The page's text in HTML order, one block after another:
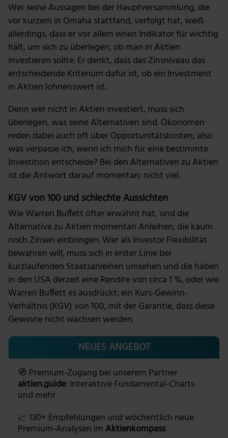
Wer seine Aussagen bei der Hauptversammlung, die
vor kurzem in Omaha stattfand, verfolgt hat, weiß
allerdings, dass er vor allem einen Indikator für wichtig
hält, um sich zu überlegen, ob man in Aktien
investieren sollte. Er denkt, dass das Zinsniveau das
entscheidende Kriterium dafür ist, ob ein Investment
in Aktien lohnenswert ist.
Denn wer nicht in Aktien investiert, muss sich
überlegen, was seine Alternativen sind. Ökonomen
reden dabei auch oft über Opportunitätskosten, also
was verpasse ich, wenn ich mich für eine bestimmte
Investition entscheide? Bei den Alternativen zu Aktien
ist die Antwort darauf momentan: nicht viel.
KGV von 100 und schlechte Aussichten
Wie Warren Buffett öfter erwähnt hat, sind die
Alternative zu Aktien momentan Anleihen, die kaum
noch Zinsen einbringen. Wer als Investor Flexibilität
bewahren will, muss sich in erster Linie bei
kurzlaufenden Staatsanleihen umsehen und die haben
in den USA derzeit eine Rendite von circa 1 %, oder wie
Warren Buffett es ausdrückt: ein Kurs-Gewinn-
Verhältnis (KGV) von 100, mit der Garantie, dass diese
Gewinne nicht wachsen werden.
NEUES ANGEBOT
🧭 Premium-Zugang bei unserem Partner
aktien.guide: Interaktive Fundamental-Charts
und mehr
📈 130+ Empfehlungen und wöchentlich neue
Premium-Analysen im Aktienkompass